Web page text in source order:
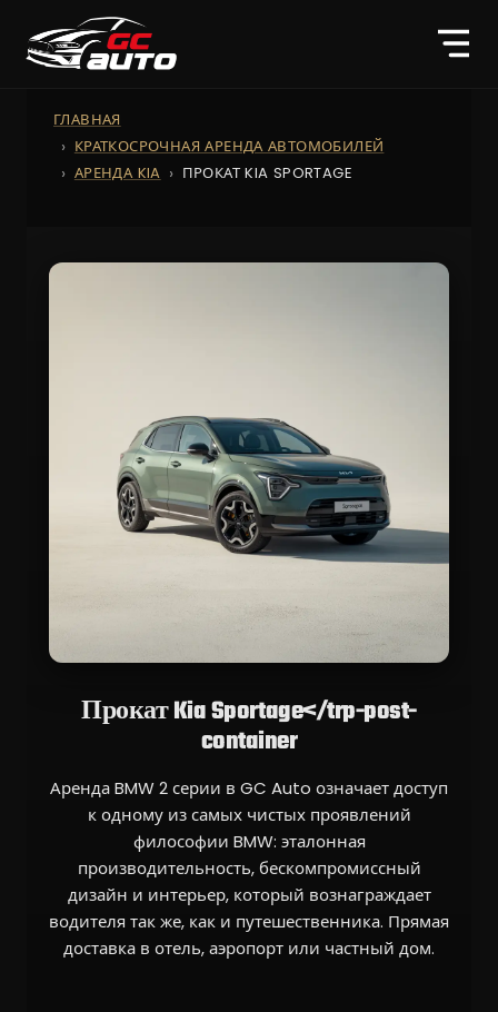
ГЛАВНАЯ
КРАТКОСРОЧНАЯ АРЕНДА АВТОМОБИЛЕЙ
АРЕНДА KIA
ПРОКАТ KIA SPORTAGE
Прокат Kia Sportage</trp-post-
container
Аренда BMW 2 серии в GC Auto означает доступ
к одному из самых чистых проявлений
философии BMW: эталонная
производительность, бескомпромиссный
дизайн и интерьер, который вознаграждает
водителя так же, как и путешественника. Прямая
доставка в отель, аэропорт или частный дом.